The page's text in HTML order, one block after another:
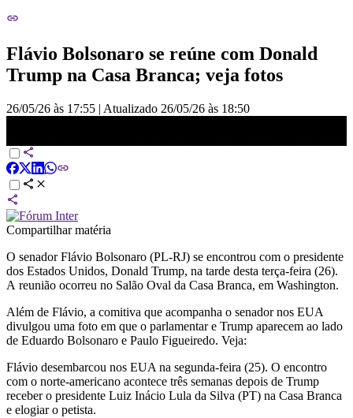
Flávio Bolsonaro se reúne com Donald
Trump na Casa Branca; veja fotos
26/05/26 às 17:55 | Atualizado 26/05/26 às 18:50
Compartilhar matéria
O senador Flávio Bolsonaro (PL-RJ) se encontrou com o presidente
dos Estados Unidos, Donald Trump, na tarde desta terça-feira (26).
A reunião ocorreu no Salão Oval da Casa Branca, em Washington.
Além de Flávio, a comitiva que acompanha o senador nos EUA
divulgou uma foto em que o parlamentar e Trump aparecem ao lado
de Eduardo Bolsonaro e Paulo Figueiredo. Veja:
Flávio desembarcou nos EUA na segunda-feira (25). O encontro
com o norte-americano acontece três semanas depois de Trump
receber o presidente Luiz Inácio Lula da Silva (PT) na Casa Branca
e elogiar o petista.